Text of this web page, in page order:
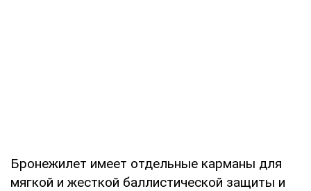
Бронежилет имеет отдельные карманы для
мягкой и жесткой баллистической защиты и